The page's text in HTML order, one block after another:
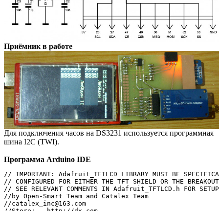
Приёмник в работе
Для подключения часов на DS3231 используется программная
шина I2C (TWI).
Программа Arduino IDE
// IMPORTANT: Adafruit_TFTLCD LIBRARY MUST BE SPECIFICALLY
// CONFIGURED FOR EITHER THE TFT SHIELD OR THE BREAKOUT BOARD.
// SEE RELEVANT COMMENTS IN Adafruit_TFTLCD.h FOR SETUP.
//by Open-Smart Team and Catalex Team
//catalex_inc@163.com
//Store:   http://dx.com
//           https://open-smart.aliexpress.com/store/1199788
//Demo Function: Display graphics, characters
//Arduino IDE: 1.6.5
// Board: Arduino UNO R3, Arduino Mega2560,Arduino Leonardo

// Board:OPEN-SMART UNO R3 5V / 3.3V, Arduino UNO R3, Arduino Mega2560
//3.2INCH TFT:
// https://www.aliexpress.com/store/product/3-2-TFT-LCD-Display-module-Touch-Screen-Shield-board-onboard-temperature-sensor-w-Touch-Pen/1199788_32755473754.html?spm=2114.12010615.0.0.bXDdc3
//OPEN-SMART UNO R3 5V / 3.3V:
// https://www.aliexpress.com/store/product/OPEN-SMART-5V-3-3V-Compatible-UNO-R3-CH340G-ATMEGA328P-Development-Board-with-USB-Cable-for/1199788_32758607490.html?spm=2114.12010615.0.0.ckMTaN

#include <Adafruit_GFX.h>    // Core graphics library
//#include <Adafruit_TFTLCD.h> // Hardware-specific library
#include <MCUFRIEND_kbv.h>
MCUFRIEND_kbv tft;
#include "SdFat.h"           // Use the SdFat library
SdFat SD;
SdFile file;
File myFile;
#define SD_CS_PIN SS

#include <SPI.h>                                               // Подключаем библиотеку для работы с шиной SPI
#include <nRF24L01.h>                                          // Подключаем файл настроек из библиотеки RF24
#include <RF24.h>                                              // Подключаем библиотеку для работы с nRF24L01+
RF24           radio(47, 49);

#include <DS3231.h>

DS3231  rtc(27, 25);
Time  t;

uint16_t   r = 6000;
uint32_t    k = 0;

volatile unsigned long data;
float leb_1;
float leb_2;
float leb_3;
float leb_4;

uint8_t        pipe;
int rc = 0;

uint8_t time_sec_prev;
uint8_t time_day_prev;

//***********************************************//
// If you use OPEN-SMART TFT breakout board                 //
// Reconmmend you to add 5V-3.3V level converting circuit.
// Of course you can use OPEN-SMART UNO Black version with 5V/3.3V power switch,
// you just need switch to 3.3V.
// The control pins for the LCD can be assigned to any digital or
// analog pins...but we'll use the analog pins as this allows us to
//----------------------------------------|
// TFT Breakout  -- Arduino UNO / Mega2560 / OPEN-SMART UNO Black
// GND              -- GND
// 3V3               -- 3.3V
// CS                 -- A3
// RS                 -- A2
// WR                -- A1
// RD                 -- A0
// RST                -- RESET
// LED                -- GND
// DB0                -- 8
// DB1                -- 9
// DB2                -- 10
// DB3                -- 11
// DB4                -- 4
// DB5                -- 13
// DB6                -- 6
// DB7                -- 7

// Assign human-readable names to some common 16-bit color values:
#define	BLACK   0x0000
#define	BLUE    0x001F
#define	RED     0xF800
#define	GREEN   0x07E0
#define CYAN    0x07FF
#define MAGENTA 0xF81F
#define YELLOW  0xFFE0
#define WHITE   0xFFFF
#define GRAY    0x8C51
#define GRAYD   0x39E7

//Adafruit_TFTLCD tft(LCD_CS, LCD_CD, LCD_WR, LCD_RD, LCD_RESET);
// If using the shield, all control and data lines are fixed, and
// a simpler declaration can optionally be used:
// Adafruit_TFTLCD tft;
uint16_t g_identifier;

String dataString;
//String numfileMonth ="1.txt";
char perv [] = {"2.txt"};
//String *numfileMonth="1.txt" (sizeof (numfileMonth));
///////////////////////////////////////////////////////////////////

void setup(void) {

  rtc.begin();

  // Для установки времени- раскомментировать нужные строки
  // rtc.setDOW(6);               // День недели
  // rtc.setTime(22, 04, 0);      // Время, в формате 24 часа.
  // rtc.setDate(4, 5, 2019);   // Дата, 29 октября 2018г.

  Serial.begin(2000000);
//////// Инициализация экрана
  tft.begin(0x65);
  tft.reset();
  tft.setRotation(0);
  tft.cp437(true);
//////////////////Вывод имен, принадлежности оборудования, название организации
  tft.fillScreen(BLACK);
  tft.setTextColor(WHITE);
  tft.setTextSize(2);
  tft.setCursor (8, 0);
  tft.println ("DEVELOPERS & BUILD" );
  tft.setCursor (30, 20);
  tft.print (utf8rus("Конструктор В.В." ));
  tft.setCursor (40, 40);
  tft.print (utf8rus("Токарь И.И." ));
  delay (2000);

  radio.begin();                             // Инициируем работу nRF24L01+
  radio.setChannel(120);                     // Указываем канал приёма данных (от 0 до 127)
  radio.setDataRate     (RF24_250KBPS);      // Указываем скорость передачи данных (RF24_250KBPS, RF24_1MBPS, RF24_2MBPS), RF24_1MBPS - 1Мбит/сек
  radio.setPALevel      (RF24_PA_MAX);       // Указываем мощность передатчика (RF24_PA_MIN=-18dBm, RF24_PA_LOW=-12dBm, RF24_PA_HIGH=-6dBm, RF24_PA_MAX=0dBm)
  radio.openReadingPipe (1, 0xAABBCCDD11LL); // Открываем 1 трубу с идентификатором 1 передатчика 0xAABBCCDD11, для приема данных
                                             // Открываем 2 трубу с идентификатором 2 передатчика 0xAABBCCDD22, для приема данных
  radio.startListening  ();                  // Включаем приемник, начинаем прослушивать открытые трубы
  //  radio.stopListening   ();
////////Вывод служебной информации
  tft.fillScreen(BLACK);
  tft.setCursor (8, 0);
  tft.setTextSize(1);
////////Начало инициализации SD карты
  Serial.println("Initial SD card");
  tft.println("Initial SD card");
  tft.setCursor (8, 10);
////////Инициализация карты
  if (!SD.begin(SD_CS_PIN)) {
    Serial.println("initial failed!");
    tft.fillRect ( 8 , 10 , 85 , 7 , RED);
    tft.setTextColor(BLACK);
    tft.println("Initial failed!");
    return;
  }
  tft.setTextColor(WHITE);
  Serial.println("initialization done");
  tft.println("Initialization done");
  delay (2000);
////////Считывание времени- даты и присвоение их переменным
  t = rtc.getTime();
  time_sec_prev = t.sec;
  time_day_prev = t.date;
////////Вывод даты принудительно, что б не ждать смены даты для индикации
  tft.setCursor (  180 , 0 );              // установка позиции курсора
  tft.fillRect ( 178 , 0 , 65 , 7 , GRAY); // очистка области вывода времени
  tft.setTextSize(1);
  tft.print(rtc.getDateStr());
////////Вывод названия объектов контроля
  tft.setTextSize(2);
  tft.setCursor (60, 25);
  tft.println (utf8rus("Лебёдки I"));
////////Создание файла лога и вывод результата попытки создания
  tft.setTextSize(1);
  tft.setCursor(130, 10); // если файл лога 2.txt создан, то будет продолжена запись в файл
  if (SD.exists (perv)) {
    //tft.setCursor(0, 90);
    tft.println(perv);
    Serial.println(perv);
  } else {
    myFile = SD.open(perv, FILE_WRITE);  // если файла  2.txt нет, то он будет создан
    myFile.close();
    tft.println(perv);
    Serial.println(perv);
  }  
}

void loop(void) {
////////Проверка существования запроса вывода лога в монитор СОМ- порта
  if (Serial.available() > 0) {
   
////////И если принят любой символ, то вывод лога в монитор порта
    File myFile = SD.open(perv);
    // if the file is available, write to it:
    if (myFile) {
      while (myFile.available()) {
        Serial.write(myFile.read());
      }
      myFile.close();
    }
    else {
      Serial.println("error opening .txt");
    }
  }
////////Считывание времени
  t = rtc.getTime();
  tft.setTextColor(WHITE);
////////Если время изменилось, то вывод новых показаний часов
  if ( time_sec_prev != t.sec) {
    tft.setCursor (  120 , 0 );     // установка позиции курсора
    tft.fillRect ( 118 , 0 , 50 , 7 , GRAY); // очистка области вывода времени
    tft.setTextSize(1);
    tft.print(rtc.getTimeStr());    // вывод показаний часов
    time_sec_prev = t.sec;
  }
////////Если дата изменилась, то вывод новой даты
  if ( time_day_prev != t.date) {
    tft.setCursor (  180 , 0 );     // установка позиции курсора
    tft.fillRect ( 178 , 0 , 65 , 7 , GRAY); // очистка области вывода даты
    tft.setTextSize(1);
    tft.print(rtc.getDateStr());    // вывод показаний даты
    time_day_prev = t.date;
  }
////////Если доступен радиоприём, то
  if (radio.available(&pipe)) {
////////проверка заполнения буфера приёма,
    radio.read(&data, sizeof(data));
////////если доступен нужный адрес передатчика, то
    if (pipe == 1) {
////////ждём синхронизирующую последовательность нулей для определения
//начала блока данных
      if ( data == 0000 ) {
        rc = 0;
      } else {
        rc ++;
      }
////////Запись значений счётчиков и расчёт их в 10 и 100-х долях часа
      if ( rc == 1 ) {
        leb_1 = data / 3600.0;
      }

      if ( rc == 2 ) {
        leb_2 = data / 3600.0;
      }

      if ( rc == 3 ) {
        leb_3 = data / 3600.0;
      }

      if ( rc == 4 ) {
        leb_4 = data / 3600.0;
      }
    }
  }
  r ++;
  k ++; // просто счётчик 
  //////// С определённой условием периодичностью обновление данных
  if ( r >= 6500) {
    tft.setTextSize(2);
    tft.fillRect ( 0 , 41 , 180 , 64 , GRAYD);
    Serial.println ("Lebedki I");
    tft.setCursor (0, 41);
    tft.println (leb_1);
    Serial.println (leb_1);
    tft.println (leb_2);
    Serial.println (leb_2);
    tft.println (leb_3);
    Serial.println (leb_3);
    tft.println (leb_4);
    Serial.println (leb_4);
    Serial.println (k);
    r = 0;
  }
////////Запись данных в лог на SD каждые 10 мин.
  if ((t.min % 10 == 0) && ( t.sec == 0)) {
    tft.setTextSize(1);
    tft.setCursor(200, 10);
    tft.setTextColor(BLACK);